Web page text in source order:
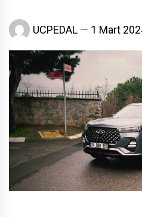
UCPEDAL 1 Mart